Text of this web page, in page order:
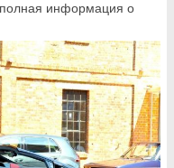
информация о